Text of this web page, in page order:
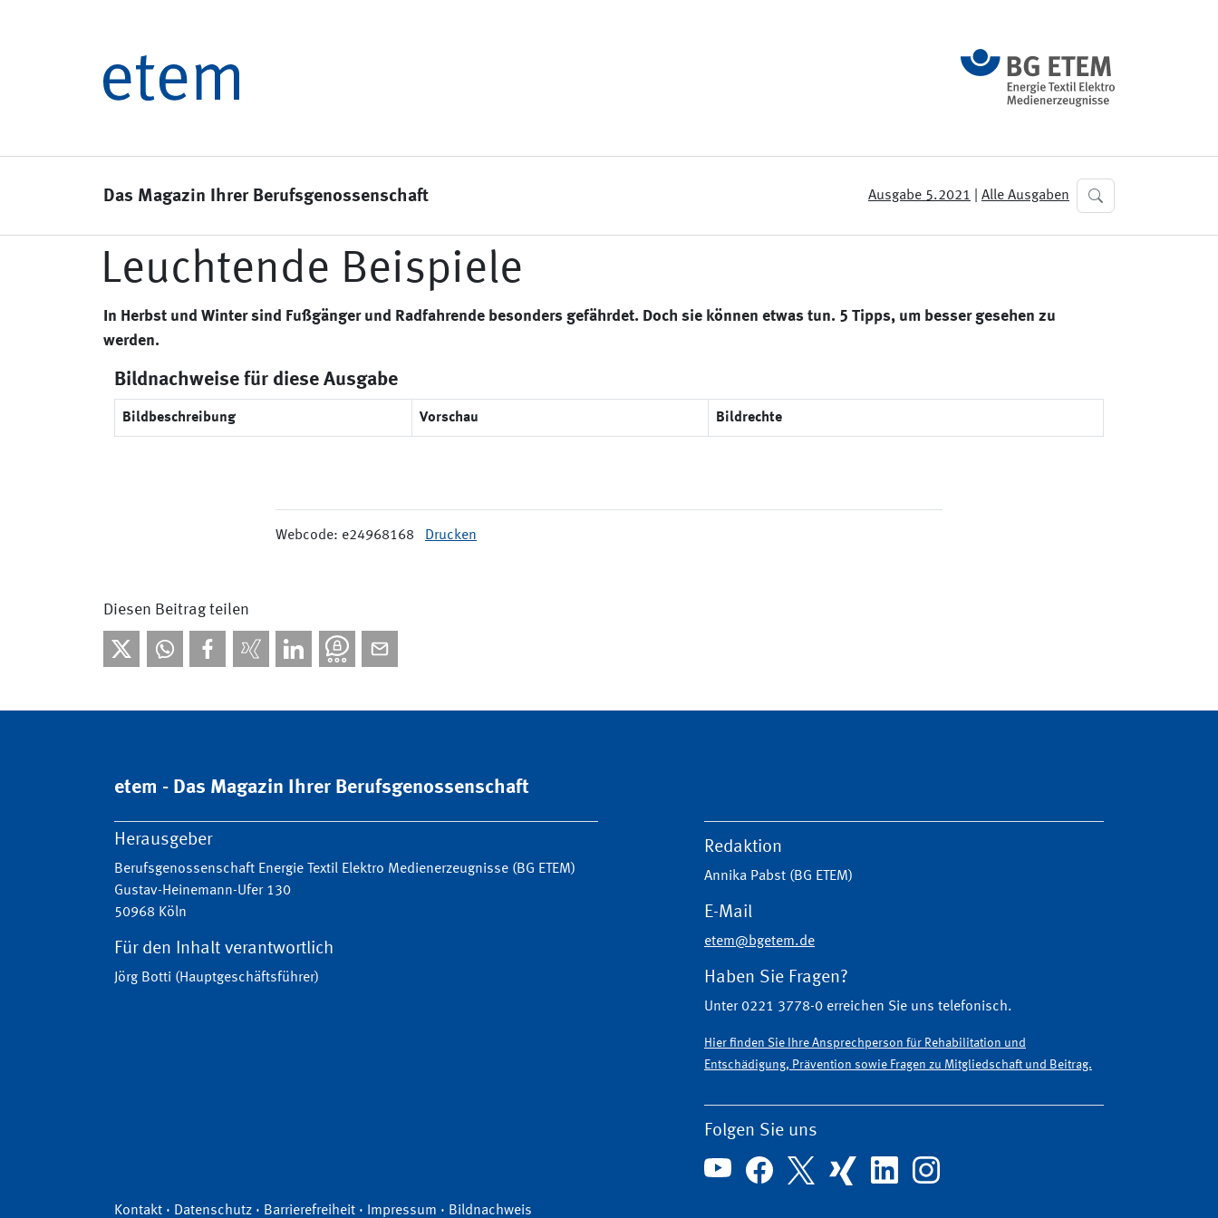
Das Magazin Ihrer Berufsgenossenschaft Ausgabe 5.2021 Alle Ausgaben
Leuchtende Beispiele
In Herbst und Winter sind Fußgänger und Radfahrende besonders gefährdet. Doch sie können etwas tun. 5 Tipps, um besser gesehen zu
werden.
Bildnachweise für diese Ausgabe
Bildbeschreibung Vorschau Bildrechte
Webcode: e24968168 Drucken
Diesen Beitrag teilen
etem - Das Magazin Ihrer Berufsgenossenschaft
Herausgeber
Berufsgenossenschaft Energie Textil Elektro Medienerzeugnisse (BG ETEM)
Gustav-Heinemann-Ufer 130
50968 Köln
Für den Inhalt verantwortlich
Jörg Botti (Hauptgeschäftsführer)
Redaktion
Annika Pabst (BG ETEM)
E-Mail
etem@bgetem.de
Haben Sie Fragen?
Unter 0221 3778-0 erreichen Sie uns telefonisch.
Hier finden Sie Ihre Ansprechperson für Rehabilitation und
Entschädigung, Prävention sowie Fragen zu Mitgliedschaft und Beitrag.
Folgen Sie uns
Kontakt · Datenschutz · Barrierefreiheit · Impressum · Bildnachweis